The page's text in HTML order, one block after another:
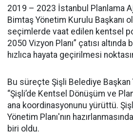
2019 – 2023 İstanbul Planlama
Bimtaş Yönetim Kurulu Başkanı
seçimlerde vaat edilen kentsel
2050 Vizyon Planı” çatısı
hızlıca hayata geçirilmesi
Bu süreçte Şişli Belediye Başkan
“Şişli’de Kentsel Dönüşüm ve
ana koordinasyonunu yürüttü.
Yönetim Planı'nın
biri oldu.